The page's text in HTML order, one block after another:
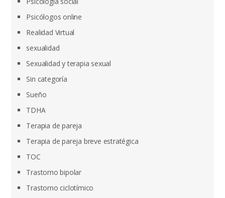
Psicólogos online
Realidad Virtual
sexualidad
Sexualidad y terapia sexual
Sin categoría
Sueño
TDHA
Terapia de pareja
Terapia de pareja breve estratégica
TOC
Trastorno bipolar
Trastorno ciclotímico